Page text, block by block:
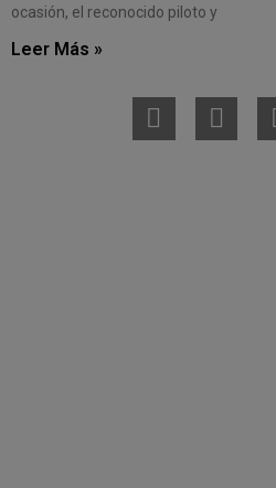
ocasión, el reconocido piloto y
Leer Más »